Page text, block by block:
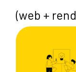
(web +